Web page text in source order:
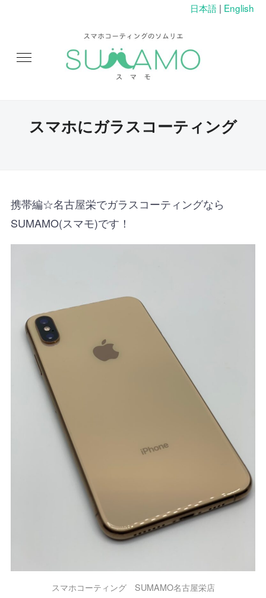
日本語 | English
スマホにガラスコーティング
携帯編☆名古屋栄でガラスコーティングなら
SUMAMO(スマモ)です！
スマホコーティング SUMAMO名古屋栄店